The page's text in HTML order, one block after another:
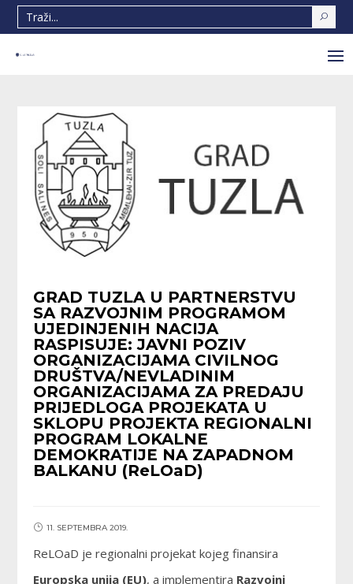
GRAD TUZLA U PARTNERSTVU
SA RAZVOJNIM PROGRAMOM
UJEDINJENIH NACIJA
RASPISUJE: JAVNI POZIV
ORGANIZACIJAMA CIVILNOG
DRUŠTVA/NEVLADINIM
ORGANIZACIJAMA ZA PREDAJU
PRIJEDLOGA PROJEKATA U
SKLOPU PROJEKTA REGIONALNI
PROGRAM LOKALNE
DEMOKRATIJE NA ZAPADNOM
BALKANU (ReLOaD)
11. SEPTEMBRA 2019.
ReLOaD je regionalni projekat kojeg finansira
Europska unija (EU), a implementira Razvojni